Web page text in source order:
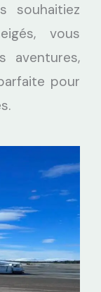
souhaitiez
vous
aventures,
pour